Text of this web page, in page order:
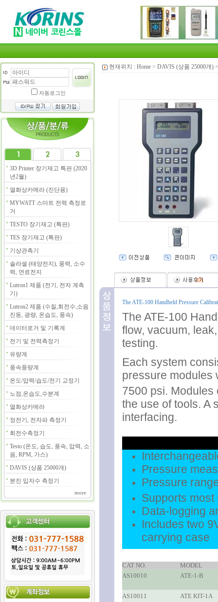
자동로그인
3D Printer 장기재고 특판 (2020
년2월)
열화상카메라 (진단용)
MYWATT 스마트 전력 측정로
거
TESTO 장기재고 (특판)
TES 장기재고 (특판)
기상관측기
솔라셀 (태양전지), 풍력, 소수
력, 연료전지
Lutron1 제품 (전기, 전자 계측
기)
Lutron2 제품 (수질,회전수,소음
진동, 광량, 온습도, 풍속)
데이터로거 및 기록계
전기 및 전력측정기
유량계
풍속풍량계
온도/압력/습도/전기 교정기
노점,온습도,수분계
열화상카메라
정전기, 전자파 측정기
회전수측정기
Testo (온도, 습도, 풍속, 압력, 소
음, RPM, 가스)
DAVIS (상품 25000개)
분진 입자수 측정기
more
현재위치 : Home > DAVIS (상품 25000개)
(0)
The ATE-100 Handheld Pressure
The ATE-100
flow, vacuum,
testing.
Each system
pressure modules
7500 psi.
the use of tools. A
interfacing.
Pressure
Pressure
Supports
Data-logging
Includes two
carrying case
CAT NO.
MODEL
AS10010
ATE-1-B
AS10011 ATE KIT-1A